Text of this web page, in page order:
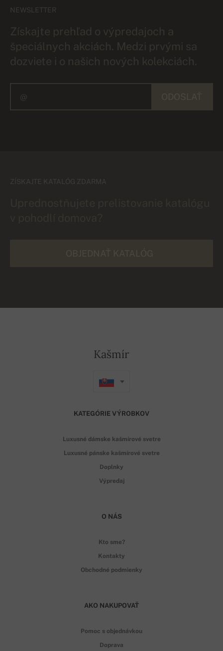
NEWSLETTER
Získajte prehľad o výpredajoch a
špeciálnych akciách. Medzi prvými sa
dozviete i o našich nových kolekciách.
ZÍSKAJTE KATALÓG ZDARMA
Kašmír
KATEGÓRIE VÝROBKOV
Luxusné dámske kašmírové svetre
Luxusné pánske kašmírové svetre
Doplnky
Výpredaj
O NÁS
Kto sme?
Kontakty
Obchodné podmienky
AKO NAKUPOVAŤ
Pomoc s objednávkou
Doprava